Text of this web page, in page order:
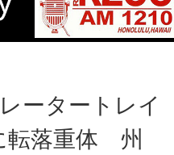
ータートレイ
転落重体 州